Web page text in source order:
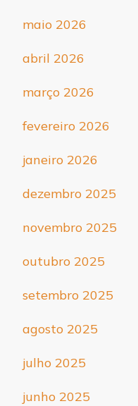
maio 2026
abril 2026
março 2026
fevereiro 2026
janeiro 2026
dezembro 2025
novembro 2025
outubro 2025
setembro 2025
agosto 2025
julho 2025
junho 2025